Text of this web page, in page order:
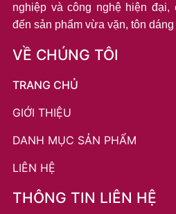
nghiệp và công nghệ hiện đại,
đến sản phẩm vừa vặn, tôn dáng
VỀ CHÚNG TÔI
TRANG CHỦ
GIỚI THIỆU
DANH MỤC SẢN PHẨM
LIÊN HỆ
THÔNG TIN LIÊN HỆ